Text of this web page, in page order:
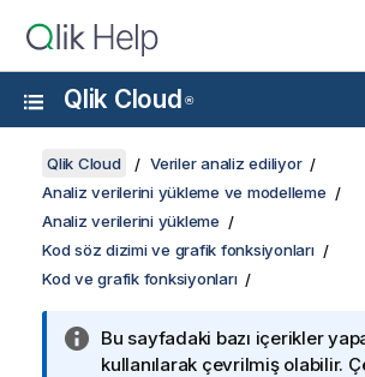
Qlik Cloud ®
Qlik Cloud
Veriler analiz ediliyor
Analiz verilerini yükleme ve modelleme
Analiz verilerini yükleme
Kod söz dizimi ve grafik fonksiyonları
Kod ve grafik fonksiyonları
Bu sayfadaki bazı içerikler
kullanılarak çevrilmiş olabilir.